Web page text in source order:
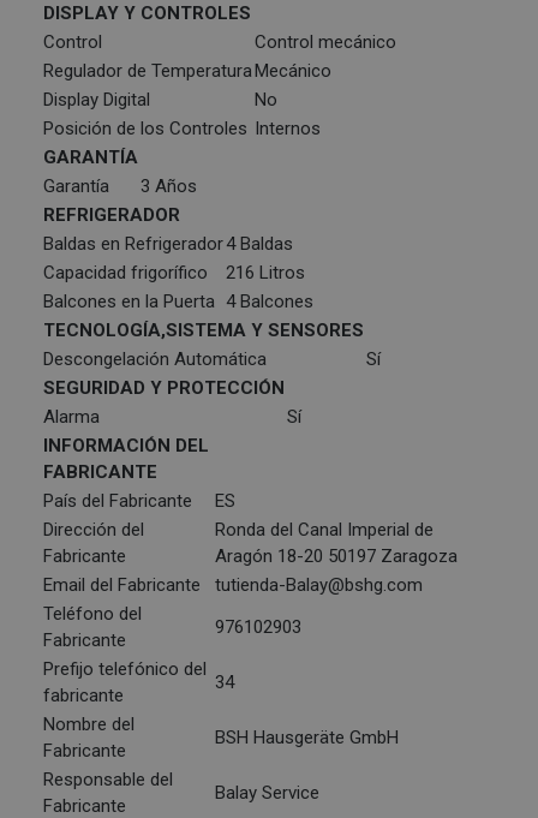
DISPLAY Y CONTROLES
Control
Control mecánico
Regulador de TemperaturaMecánico
Display Digital
No
Posición de los Controles Internos
GARANTÍA
Garantía
3 Años
REFRIGERADOR
Baldas en Refrigerador4 Baldas
Capacidad frigorífico
216 Litros
Balcones en la Puerta 4 Balcones
TECNOLOGÍA,SISTEMA Y SENSORES
Descongelación Automática
Sí
SEGURIDAD Y PROTECCIÓN
Alarma
Sí
INFORMACIÓN DEL
FABRICANTE
País del Fabricante
ES
Dirección del
Fabricante
Ronda del Canal Imperial de
Aragón 18-20 50197 Zaragoza
Email del Fabricante
tutienda-Balay@bshg.com
Teléfono del
Fabricante
976102903
Prefijo telefónico del
fabricante
34
Nombre del
Fabricante
BSH Hausgeräte GmbH
Responsable del
Fabricante
Balay Service